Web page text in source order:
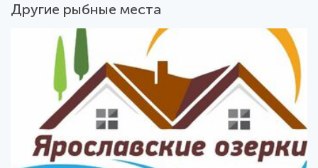
Другие рыбные места